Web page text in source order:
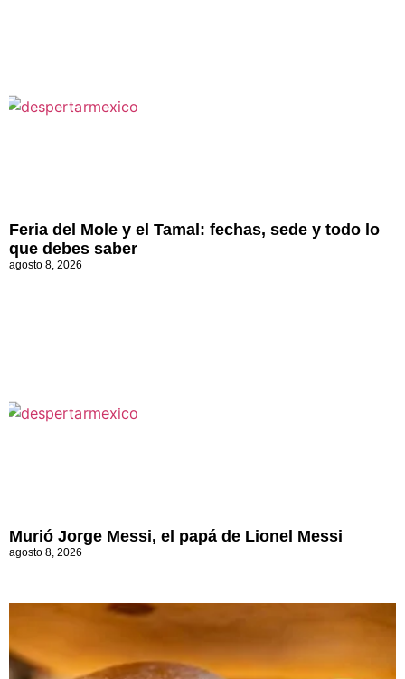
Feria del Mole y el Tamal: fechas, sede y todo lo
que debes saber
agosto 8, 2026
Murió Jorge Messi, el papá de Lionel Messi
agosto 8, 2026